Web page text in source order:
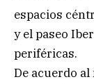
espacios
y el paseo
periféricas.
De acuerdo